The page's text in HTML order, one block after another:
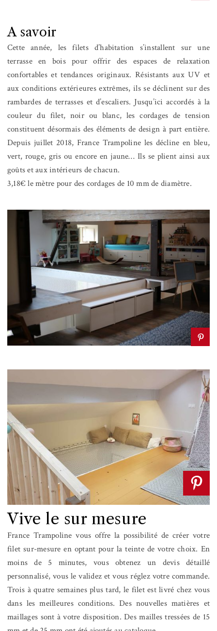
A savoir
Cette année, les filets d’habitation s’installent sur une
terrasse en bois pour offrir des espaces de relaxation
confortables et tendances originaux. Résistants aux UV et
aux conditions extérieures extrêmes, ils se déclinent sur des
rambardes de terrasses et d’escaliers. Jusqu’ici accordés à la
couleur du filet, noir ou blanc, les cordages de tension
constituent désormais des éléments de design à part entière.
Depuis juillet 2018, France Trampoline les décline en bleu,
vert, rouge, gris ou encore en jaune… Ils se plient ainsi aux
goûts et aux intérieurs de chacun.
3,18€ le mètre pour des cordages de 10 mm de diamètre.
Vive le sur mesure
France Trampoline vous offre la possibilité de créer votre
filet sur-mesure en optant pour la teinte de votre choix. En
moins de 5 minutes, vous obtenez un devis détaillé
personnalisé, vous le validez et vous réglez votre commande.
Trois à quatre semaines plus tard, le filet est livré chez vous
dans les meilleures conditions.Des nouvelles matières et
maillages sont à votre disposition. Des mailles tressées de 15